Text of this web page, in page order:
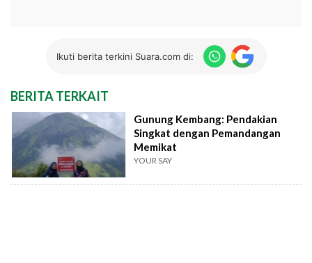
Ikuti berita terkini Suara.com di:
BERITA TERKAIT
Gunung Kembang: Pendakian
Singkat dengan Pemandangan
Memikat
YOUR SAY